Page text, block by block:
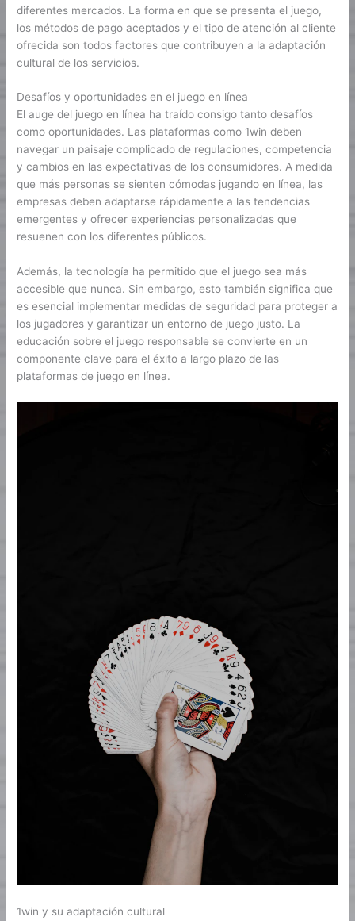
diferentes mercados. La forma en que se presenta el juego,
los métodos de pago aceptados y el tipo de atención al cliente
ofrecida son todos factores que contribuyen a la adaptación
cultural de los servicios.
Desafíos y oportunidades en el juego en línea
El auge del juego en línea ha traído consigo tanto desafíos
como oportunidades. Las plataformas como 1win deben
navegar un paisaje complicado de regulaciones, competencia
y cambios en las expectativas de los consumidores. A medida
que más personas se sienten cómodas jugando en línea, las
empresas deben adaptarse rápidamente a las tendencias
emergentes y ofrecer experiencias personalizadas que
resuenen con los diferentes públicos.
Además, la tecnología ha permitido que el juego sea más
accesible que nunca. Sin embargo, esto también significa que
es esencial implementar medidas de seguridad para proteger a
los jugadores y garantizar un entorno de juego justo. La
educación sobre el juego responsable se convierte en un
componente clave para el éxito a largo plazo de las
plataformas de juego en línea.
1win y su adaptación cultural